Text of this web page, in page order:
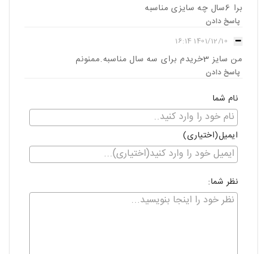
برا 6سال چه سایزی مناسبه
پاسخ دادن
1401/12/10 16:14
من سایز 3خریدم برای سه سال مناسبه.ممنونم
پاسخ دادن
نام شما
ایمیل(اختیاری)
نظر شما: